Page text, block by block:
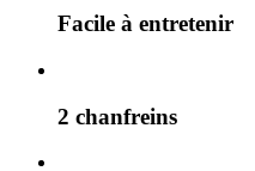
Facile à entretenir
2 chanfreins